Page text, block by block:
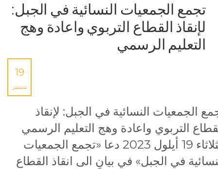
تجمع الجمعيات النسائية في الجبل:
لإنقاذ القطاع التربوي واعادة وهج
التعليم الرسمي
19
سبتمبر
الجمعيات النسائية في الجبل: لإنقاذ
التربوي واعادة وهج التعليم الرسمي
الثلاثاء 19 أيلول 2023 دعا «تجمع الجمعيات
في الجبل» في بيانٍ الى انقاذ القطاع